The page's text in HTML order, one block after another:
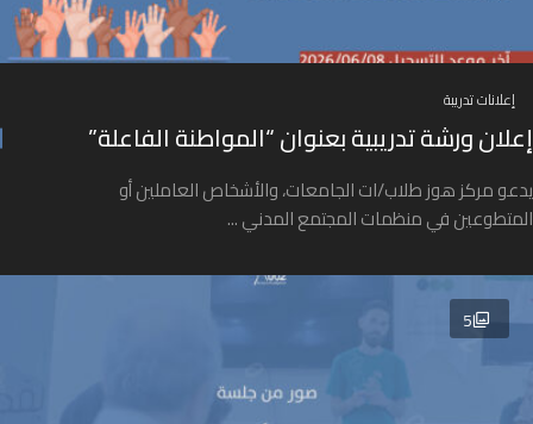
إعلانات تدريبة
إعلان ورشة تدريبية بعنوان “المواطنة الفاعلة”
يدعو مركز هوز طلاب/ات الجامعات، والأشخاص العاملين أو
المتطوعين في منظمات المجتمع المدني ...
5